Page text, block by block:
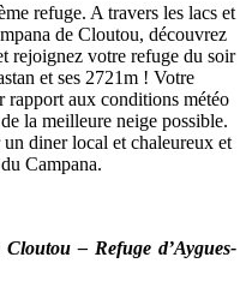
refuge. A travers les lacs et
de Cloutou, découvrez
rejoignez votre refuge du soir
et ses 2721m ! Votre
rapport aux conditions météo
la meilleure neige possible.
diner local et chaleureux et
Campana.
– Refuge d’Aygues-